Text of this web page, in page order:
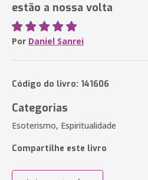
estão a nossa volta
Por Daniel Sanrei
Código do livro: 141606
Categorias
Esoterismo, Espiritualidade
Compartilhe este livro